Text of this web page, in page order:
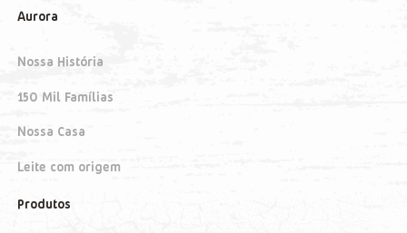
Aurora
Nossa História
150 Mil Famílias
Nossa Casa
Leite com origem
Produtos